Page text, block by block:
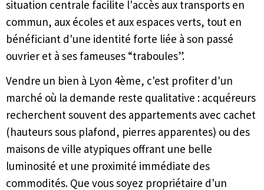
situation centrale facilite l'accès aux transports en
commun, aux écoles et aux espaces verts, tout en
bénéficiant d'une identité forte liée à son passé
ouvrier et à ses fameuses “traboules”.
Vendre un bien à Lyon 4ème, c'est profiter d'un
marché où la demande reste qualitative : acquéreurs
recherchent souvent des appartements avec cachet
(hauteurs sous plafond, pierres apparentes) ou des
maisons de ville atypiques offrant une belle
luminosité et une proximité immédiate des
commodités. Que vous soyez propriétaire d'un